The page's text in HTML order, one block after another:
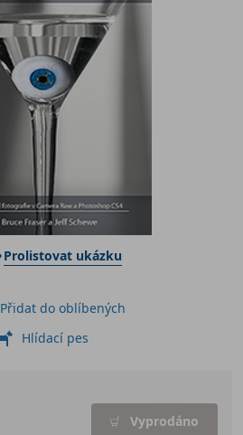
Prolistovat ukázku
Vyprodáno
Přidat do oblíbených
Hlídací pes